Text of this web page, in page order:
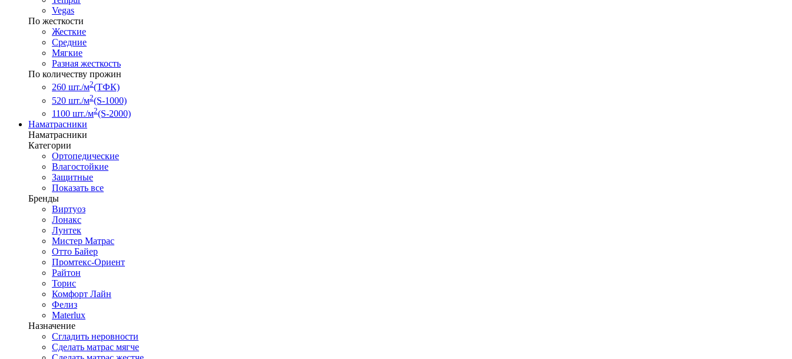
Vegas
По жесткости
Жесткие
Средние
Мягкие
Разная жесткость
По количеству прожин
260 шт./м2(ТФК)
520 шт./м2(S-1000)
1100 шт./м2(S-2000)
Наматрасники
Наматрасники
Категории
Ортопедические
Влагостойкие
Защитные
Показать все
Бренды
Виртуоз
Лонакс
Лунтек
Мистер Матрас
Отто Байер
Промтекс-Ориент
Райтон
Торис
Комфорт Лайн
Фелиз
Materlux
Назначение
Сгладить неровности
Сделать матрас мягче